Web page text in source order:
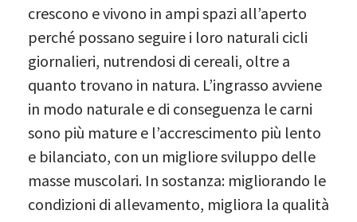
crescono e vivono in ampi spazi all’aperto
perché possano seguire i loro naturali cicli
giornalieri, nutrendosi di cereali, oltre a
quanto trovano in natura. L’ingrasso avviene
in modo naturale e di conseguenza le carni
sono più mature e l’accrescimento più lento
e bilanciato, con un migliore sviluppo delle
masse muscolari. In sostanza: migliorando le
condizioni di allevamento, migliora la qualità